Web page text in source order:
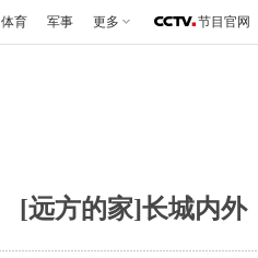
体育 军事 更多 节目官网
[远方的家]长城内外